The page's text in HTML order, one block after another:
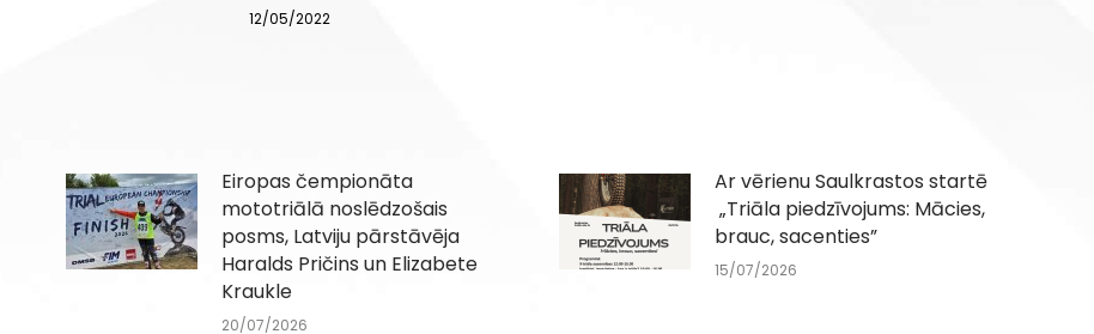
12/05/2022
Eiropas čempionāta
mototriālā noslēdzošais
posms, Latviju pārstāvēja
Haralds Pričins un Elizabete
Kraukle
20/07/2026
Ar vērienu Saulkrastos startē
„Triāla piedzīvojums: Mācies,
brauc, sacenties”
15/07/2026